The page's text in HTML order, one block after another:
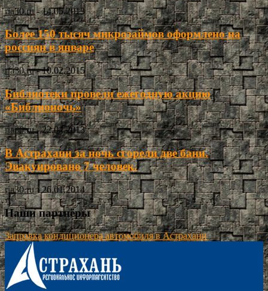
ria30.ru - 14.05.2013
Более 150 тысяч микрозаймов оформлено на
россиян в январе
ria30.ru - 10.02.2015
Библиотеки провели ежегодную акцию
«Библионочь»
ria30.ru - 22.04.2013
В Астрахани за ночь сгорели две бани.
Эвакуировано 7 человек.
ria30.ru - 26.01.2014
Наши партнёры
Заправка кондиционера автомобиля в Астрахани